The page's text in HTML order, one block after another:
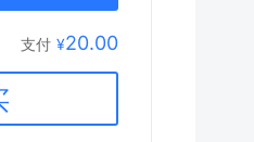
支付 ¥20.00